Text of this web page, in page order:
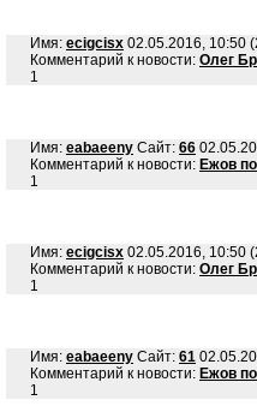
Имя: ecigcisx 02.05.2016, 10:50
Комментарий к новости: Олег
1
Имя: eabaeeny Сайт: 66
Комментарий к новости: Ежов
1
Имя: ecigcisx 02.05.2016, 10:50
Комментарий к новости: Олег
1
Имя: eabaeeny Сайт: 61
Комментарий к новости: Ежов
1